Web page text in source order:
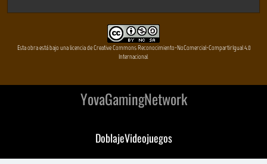
Esta obra está bajo una licencia de Creative Commons Reconocimiento-NoComercial-CompartirIgual 4.0
Internacional
YovaGamingNetwork
DoblajeVideojuegos